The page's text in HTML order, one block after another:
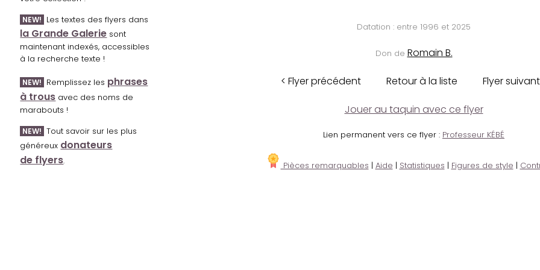
NEW! Les textes des flyers dans
la Grande Galerie sont
maintenant indexés, accessibles
à la recherche texte !
NEW! Remplissez les phrases
à trous avec des noms de
marabouts !
NEW! Tout savoir sur les plus
généreux donateurs
de flyers.
Datation : entre 1996 et 2025
Don de Romain B.
< Flyer précédent Retour à la liste Flyer
Jouer au taquin avec ce flyer
Lien permanent vers ce flyer : Professeur KÉBÉ
Pièces remarquables | Aide | Statistiques | Figures de style |